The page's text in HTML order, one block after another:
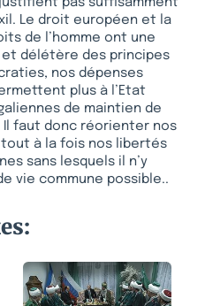
Le droit européen et la
de l’homme ont une
délétère des principes
nos dépenses
plus à l’Etat
de maintien de
Il faut donc réorienter nos
à la fois nos libertés
sans lesquels il n’y
vie commune possible..